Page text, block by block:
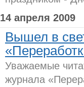
14 апреля 2009
Вышел в
Уважаемые
журнала